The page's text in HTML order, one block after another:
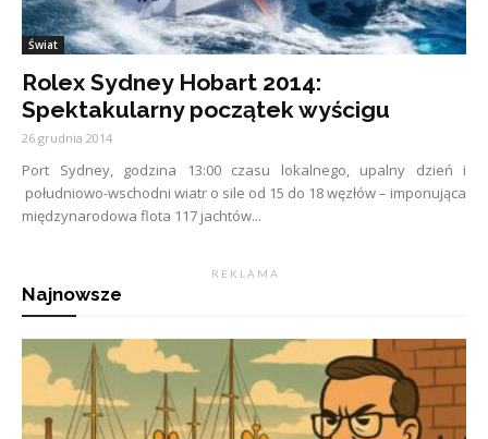
Świat
Rolex Sydney Hobart 2014:
Spektakularny początek wyścigu
26 grudnia 2014
Port Sydney, godzina 13:00 czasu lokalnego, upalny dzień i
południowo-wschodni wiatr o sile od 15 do 18 węzłów – imponująca
międzynarodowa flota 117 jachtów...
R E K L A M A
Najnowsze